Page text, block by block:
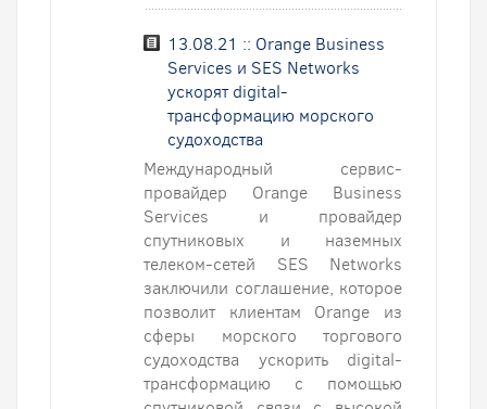
13.08.21 :: Orange Business
Services и SES Networks
ускорят digital-
трансформацию морского
судоходства
Международный сервис-
провайдер Orange Business
Services и провайдер
спутниковых и наземных
телеком-сетей SES Networks
заключили соглашение, которое
позволит клиентам Orange из
сферы морского торгового
судоходства ускорить digital-
трансформацию с помощью